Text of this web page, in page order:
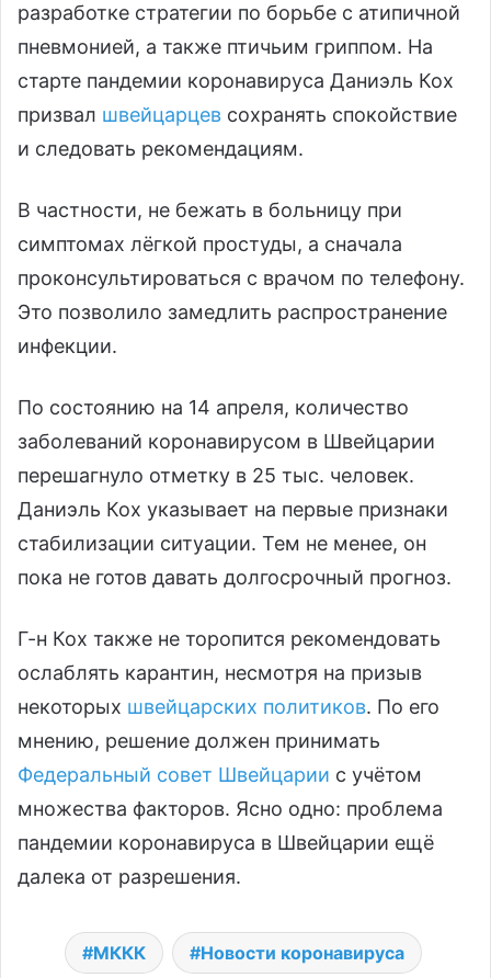
разработке стратегии по борьбе с атипичной
пневмонией, а также птичьим гриппом. На
старте пандемии коронавируса Даниэль Кох
призвал швейцарцев сохранять спокойствие
и следовать рекомендациям.
В частности, не бежать в больницу при
симптомах лёгкой простуды, а сначала
проконсультироваться с врачом по телефону.
Это позволило замедлить распространение
инфекции.
По состоянию на 14 апреля, количество
заболеваний коронавирусом в Швейцарии
перешагнуло отметку в 25 тыс. человек.
Даниэль Кох указывает на первые признаки
стабилизации ситуации. Тем не менее, он
пока не готов давать долгосрочный прогноз.
Г-н Кох также не торопится рекомендовать
ослаблять карантин, несмотря на призыв
некоторых швейцарских политиков. По его
мнению, решение должен принимать
Федеральный совет Швейцарии с учётом
множества факторов. Ясно одно: проблема
пандемии коронавируса в Швейцарии ещё
далека от разрешения.
МККК Новости коронавируса